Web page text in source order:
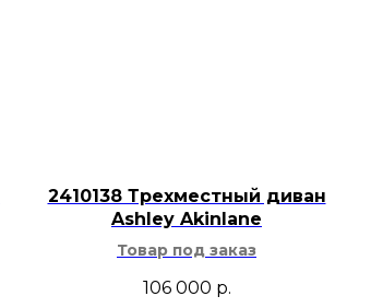
2410138 Трехместный диван
Ashley Akinlane
Товар под заказ
106 000 р.